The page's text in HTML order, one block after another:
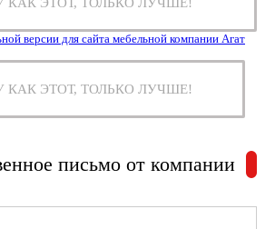
КАК ЭТОТ, ТОЛЬКО ЛУЧШЕ!
письмо от компании